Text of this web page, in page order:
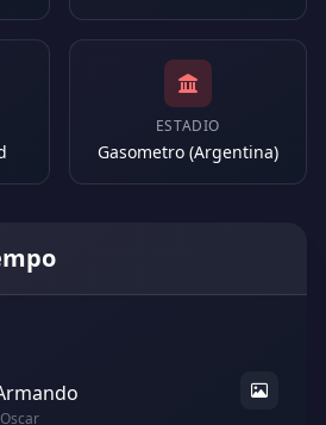
ESTADIO
Gasometro (Argentina)